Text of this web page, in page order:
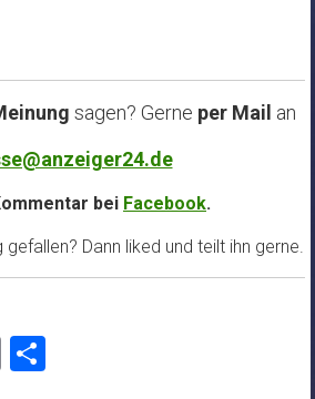
sagen? Gerne per Mail an
bei Facebook.
Dann liked und teilt ihn gerne.
EmailTeilen